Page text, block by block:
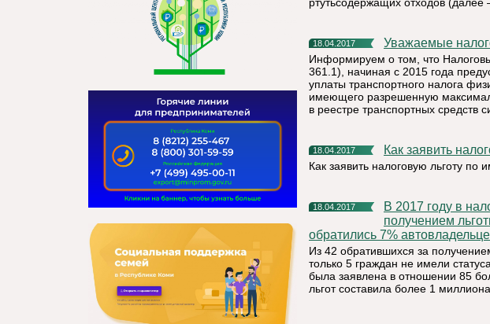
18.04.2017 Уважаемые
Информируем о том, что
361.1), начиная с 2015 года
уплаты транспортного налога
имеющего разрешенную
в реестре транспортных средств
18.04.2017 Как заявить
Как заявить налоговую льготу
18.04.2017
В 2017 году в налоговые органы Республики Коми за
получением
обратились 7%
Из 42 обратившихся за
только 5 граждан не имели
была заявлена в отношении 85
льгот составила более 1